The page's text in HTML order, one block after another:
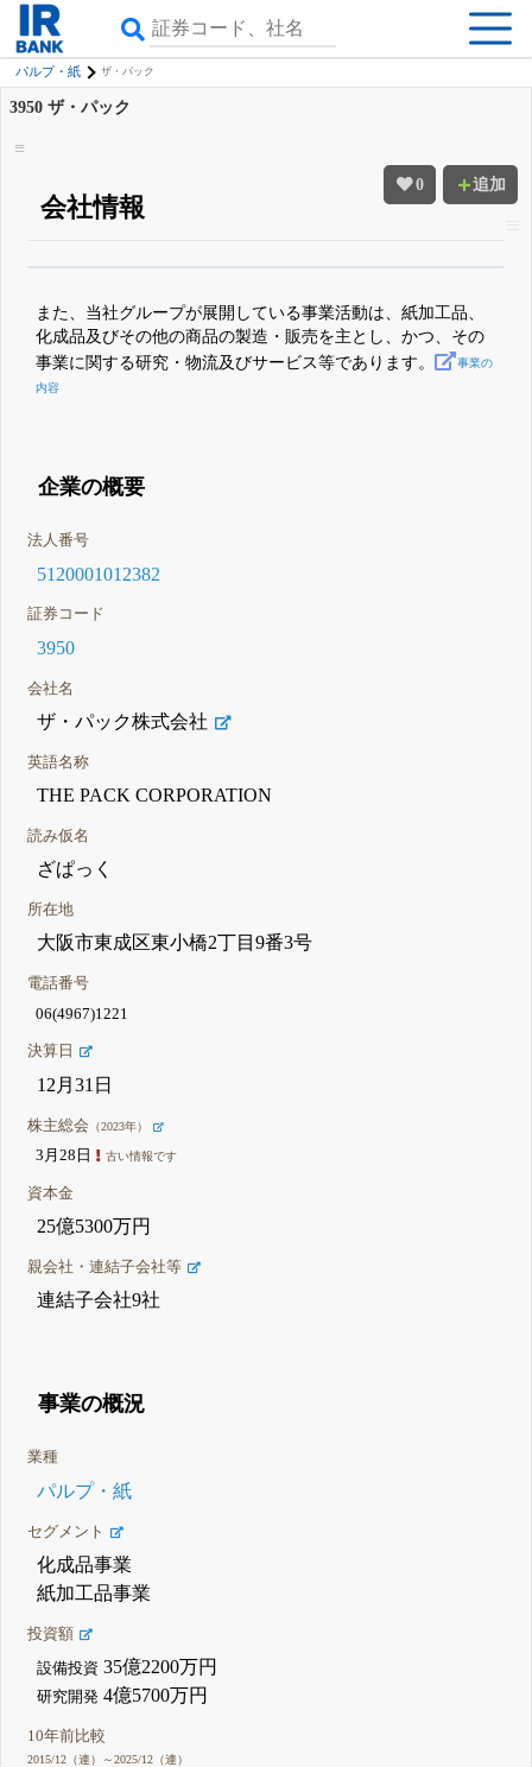
パルプ・紙 ザ・パック
0 追加
3950 ザ・パック
会社情報
詳しく見られる無料でβ版をはじめる
登録すると永久30%OFFと米株版の先行利用も付きます
また、当社グループが展開している事業活動は、紙加工品、
化成品及びその他の商品の製造・販売を主とし、かつ、その
事業に関する研究・物流及びサービス等であります。
事業の
内容
企業の概要
法人番号
5120001012382
証券コード
3950
会社名
ザ・パック株式会社
英語名称
THE PACK CORPORATION
読み仮名
ざぱっく
所在地
大阪市東成区東小橋2丁目9番3号
電話番号
06(4967)1221
決算日
12月31日
株主総会 （2023年）
3月28日 古い情報です
資本金
25億5300万円
親会社・連結子会社等
連結子会社9社
事業の概況
業種
パルプ・紙
セグメント
化成品事業
紙加工品事業
投資額
設備投資 35億2200万円
研究開発 4億5700万円
10年前比較
2015/12（連）～2025/12（連）